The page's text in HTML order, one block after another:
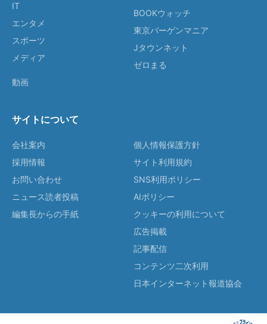
IT
エンタメ
スポーツ
メディア
動画
BOOKウォッチ
東京バーゲンマニア
Jタウンネット
ゼロまる
サイトについて
会社案内
採用情報
お問い合わせ
ニュース読者投稿
編集長からの手紙
個人情報保護方針
サイト利用規約
SNS利用ポリシー
AIポリシー
クッキーの利用について
広告掲載
記事配信
コンテンツ二次利用
日本インターネット報道協会